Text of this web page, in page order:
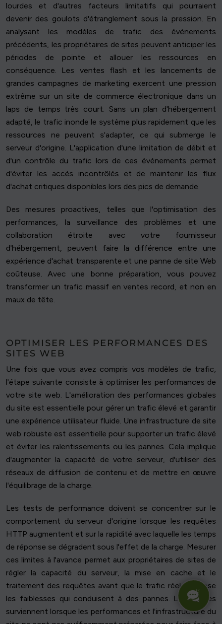
lourdes et d'autres facteurs limitatifs qui pourraient
devenir des goulots d'étranglement sous la pression. En
analysant les modèles de trafic des événements
précédents, les propriétaires de sites peuvent anticiper les
périodes de pointe et allouer les ressources en
conséquence. Les ventes flash et les lancements de
grandes campagnes de marketing exercent une pression
extrême sur un site de commerce électronique dans un
laps de temps très court. Sans un plan d'hébergement
adapté, le trafic inonde le système plus rapidement que les
ressources ne peuvent s'adapter, ce qui submerge le
serveur d'origine. L'application d'une limitation de débit et
d'un contrôle du trafic lors de ces événements permet
d'éviter les accès incontrôlés et de maintenir les flux
d'achat critiques disponibles lors des pics de demande.
Des mesures proactives, telles que l'optimisation des
performances, la surveillance des problèmes et une
collaboration étroite avec votre fournisseur
d'hébergement, peuvent faire la différence entre une
expérience d'achat transparente et une panne de site Web
coûteuse. Avec une bonne préparation, vous pouvez
transformer un trafic massif en ventes record, et non en
maux de tête.
OPTIMISER LES PERFORMANCES DES
SITES WEB
Une fois que vous avez compris vos modèles de trafic,
l'étape suivante consiste à optimiser les performances de
votre site web. L'amélioration des performances globales
du site est essentielle pour gérer un trafic élevé et garantir
une expérience utilisateur fluide. Une infrastructure de site
web robuste est essentielle pour supporter un trafic élevé
et éviter les ralentissements ou les pannes. Cela implique
d'augmenter la capacité de votre serveur, d'utiliser des
réseaux de diffusion de contenu et de mettre en œuvre
l'équilibrage de la charge.
Les tests de performance doivent se concentrer sur le
comportement du serveur d'origine lorsque les requêtes
HTTP augmentent et sur la rapidité avec laquelle les temps
de réponse se dégradent sous l'effet de la charge. Mesurer
ces limites à l'avance permet aux propriétaires de sites de
régler la capacité du serveur, la mise en cache et le
traitement des requêtes avant que le trafic réel n'expose
les faiblesses qui conduisent à des pannes. Les pannes
surviennent lorsque les performances et l'infrastructure du